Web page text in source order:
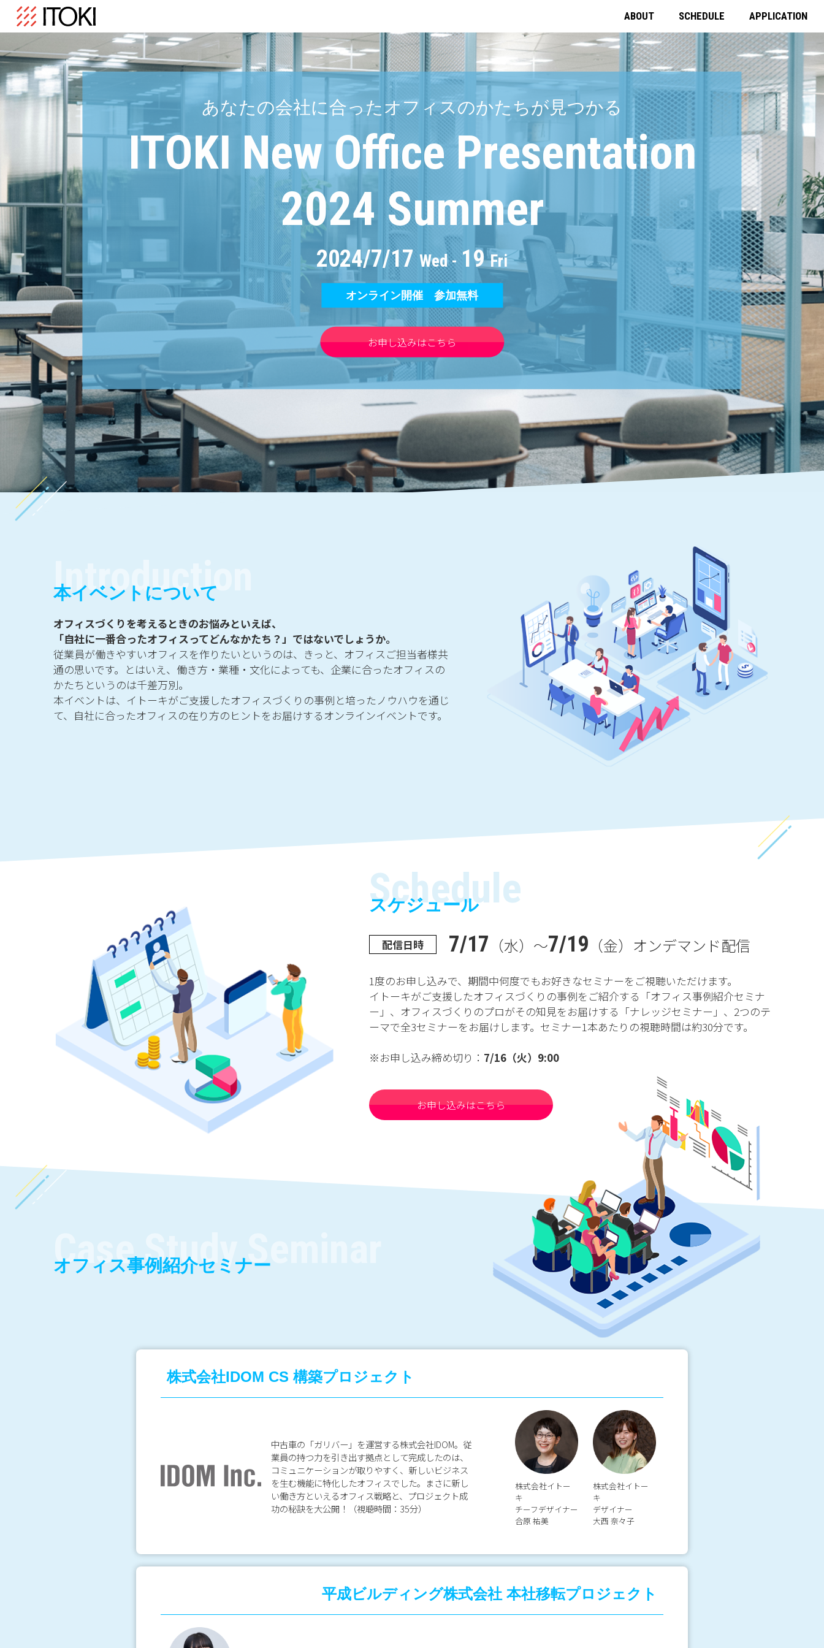
ABOUT SCHEDULE APPLICATION
あなたの会社に合ったオフィスのかたちが見つかる
ITOKI New Office Presentation
2024 Summer
2024/7/17 Wed - 19Fri
オンライン開催 参加無料
お申し込みはこちら
本イベントについて
Introduction
オフィスづくりを考えるときのお悩みといえば、
「自社に一番合ったオフィスってどんなかたち？」ではないでしょうか。
従業員が働きやすいオフィスを作りたいというのは、きっと、オフィスご担当者様共
通の思いです。とはいえ、働き方・業種・文化によっても、企業に合ったオフィスの
かたちというのは千差万別。
本イベントは、イトーキがご支援したオフィスづくりの事例と培ったノウハウを通じ
て、自社に合ったオフィスの在り方のヒントをお届けするオンラインイベントです。
スケジュール
Schedule
配信日時 7/17 （水）～7/19 （金） オンデマンド配信
1度のお申し込みで、期間中何度でもお好きなセミナーをご視聴いただけます。
イトーキがご支援したオフィスづくりの事例をご紹介する「オフィス事例紹介セミナ
ー」、オフィスづくりのプロがその知見をお届けする「ナレッジセミナー」、2つのテ
ーマで全3セミナーをお届けします。セミナー1本あたりの視聴時間は約30分です。
※お申し込み締め切り： 7/16（火）9:00
お申し込みはこちら
オフィス事例紹介セミナー
Case Study Seminar
株式会社IDOM CS 構築プロジェクト
中古車の「ガリバー」を運営する株式会社IDOM。従
業員の持つ力を引き出す拠点として完成したのは、
コミュニケーションが取りやすく、新しいビジネス
を生む機能に特化したオフィスでした。まさに新し
い働き方といえるオフィス戦略と、プロジェクト成
功の秘訣を大公開！（視聴時間：35分）
株式会社イトー
キ
チーフデザイナー
合原 祐美
株式会社イトー
キ
デザイナー
大西 奈々子
平成ビルディング株式会社 本社移転プロジェクト